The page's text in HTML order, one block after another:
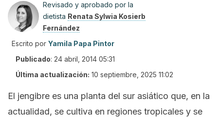
Revisado y aprobado por la
dietista Renata Sylwia Kosierb
Fernández
Escrito por Yamila Papa Pintor
Publicado: 24 abril, 2014 05:31
Última actualización: 10 septiembre, 2025 11:02
El jengibre es una planta del sur asiático que, en la
actualidad, se cultiva en regiones tropicales y se